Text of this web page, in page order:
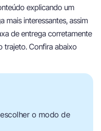
explicando um
mais interessantes, assim
de entrega corretamente
trajeto. Confira abaixo
o modo de